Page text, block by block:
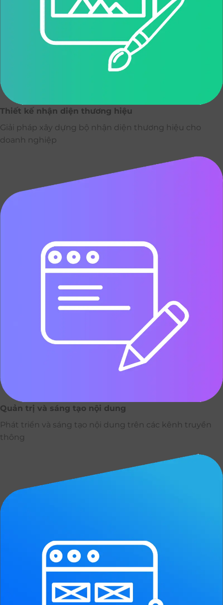
Thiết kế nhận diện thương hiệu
Giải pháp xây dựng bộ nhận diện thương hiệu cho
doanh nghiệp
Quản trị và sáng tạo nội dung
Phát triển và sáng tạo nội dung trên các kênh truyền
thông